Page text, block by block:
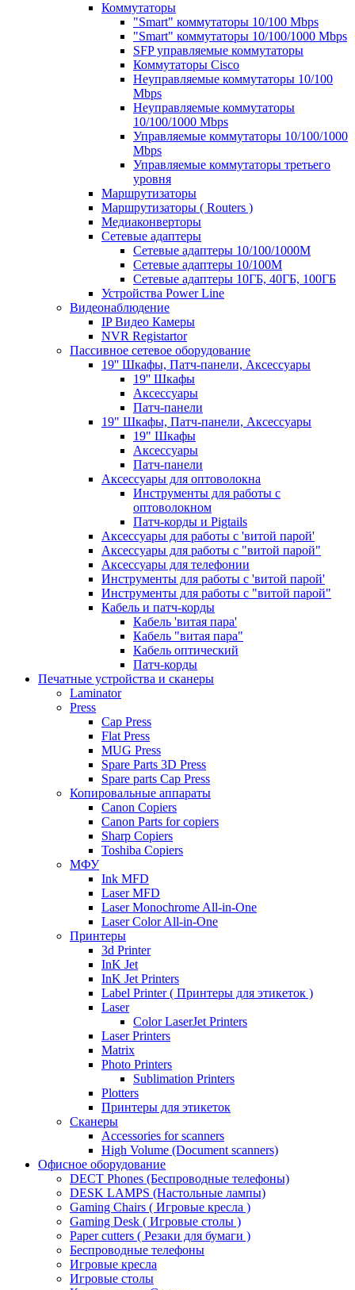
Коммутаторы
"Smart" коммутаторы 10/100 Mbps
"Smart" коммутаторы 10/100/1000 Mbps
SFP управляемые коммутаторы
Коммутаторы Cisco
Неуправляемые коммутаторы 10/100
Mbps
Неуправляемые коммутаторы
10/100/1000 Mbps
Управляемые коммутаторы 10/100/1000
Mbps
Управляемые коммутаторы третьего
уровня
Маршрутизаторы
Маршрутизаторы ( Routers )
Медиаконверторы
Сетевые адаптеры
Сетевые адаптеры 10/100/1000М
Сетевые адаптеры 10/100M
Сетевые адаптеры 10ГБ, 40ГБ, 100ГБ
Устройства Power Line
Видеонаблюдение
IP Видео Камеры
NVR Registartor
Пассивное сетевое оборудование
19'' Шкафы, Патч-панели, Аксессуары
19'' Шкафы
Аксессуары
Патч-панели
19" Шкафы, Патч-панели, Аксессуары
19" Шкафы
Аксессуары
Патч-панели
Аксессуары для оптоволокна
Инструменты для работы с
оптоволокном
Патч-корды и Pigtails
Аксессуары для работы с 'витой парой'
Аксессуары для работы с "витой парой"
Аксессуары для телефонии
Инструменты для работы с 'витой парой'
Инструменты для работы с "витой парой"
Кабель и патч-корды
Кабель 'витая пара'
Кабель "витая пара"
Кабель оптический
Патч-корды
Печатные устройства и сканеры
Laminator
Press
Cap Press
Flat Press
MUG Press
Spare Parts 3D Press
Spare parts Cap Press
Копировальные аппараты
Canon Copiers
Canon Parts for copiers
Sharp Copiers
Toshiba Copiers
МФУ
Ink MFD
Laser MFD
Laser Monochrome All-in-One
Laser Color All-in-One
Принтеры
3d Printer
InK Jet
InK Jet Printers
Label Printer ( Принтеры для этикеток )
Laser
Color LaserJet Printers
Laser Printers
Matrix
Photo Printers
Sublimation Printers
Plotters
Принтеры для этикеток
Сканеры
Accessories for scanners
High Volume (Document scanners)
Офисное оборудование
DECT Phones (Беспроводные телефоны)
DESK LAMPS (Настольные лампы)
Gaming Chairs ( Игровые кресла )
Gaming Desk ( Игровые столы )
Paper cutters ( Резаки для бумаги )
Беспроводные телефоны
Игровые кресла
Игровые столы